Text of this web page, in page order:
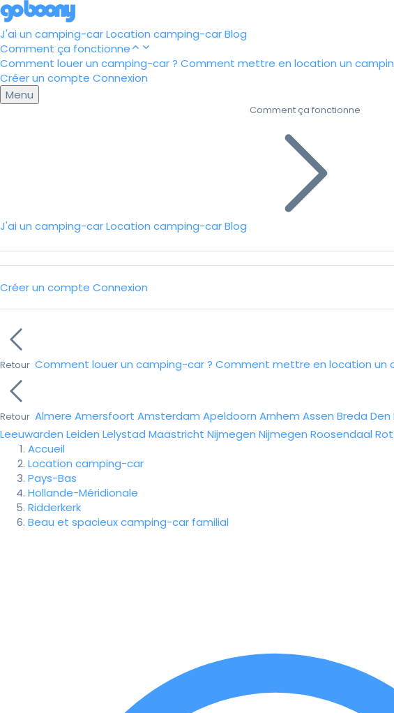
J'ai un camping-carLocation camping-carBlog
Comment ça fonctionne
Comment louer un camping-car ? Comment mettre en location un
Créer un compte Connexion
Menu
J'ai un camping-carLocation camping-carBlog
Comment ça fonctionne
Créer un compte Connexion
Retour Comment louer un camping-car ? Comment mettre en location un
Retour Almere Amersfoort Amsterdam Apeldoorn Arnhem Assen Breda Den
Leeuwarden Leiden Lelystad Maastricht Nijmegen Nijmegen Roosendaal
Accueil
Location camping-car
Pays-Bas
Hollande-Méridionale
Ridderkerk
Beau et spacieux camping-car familial